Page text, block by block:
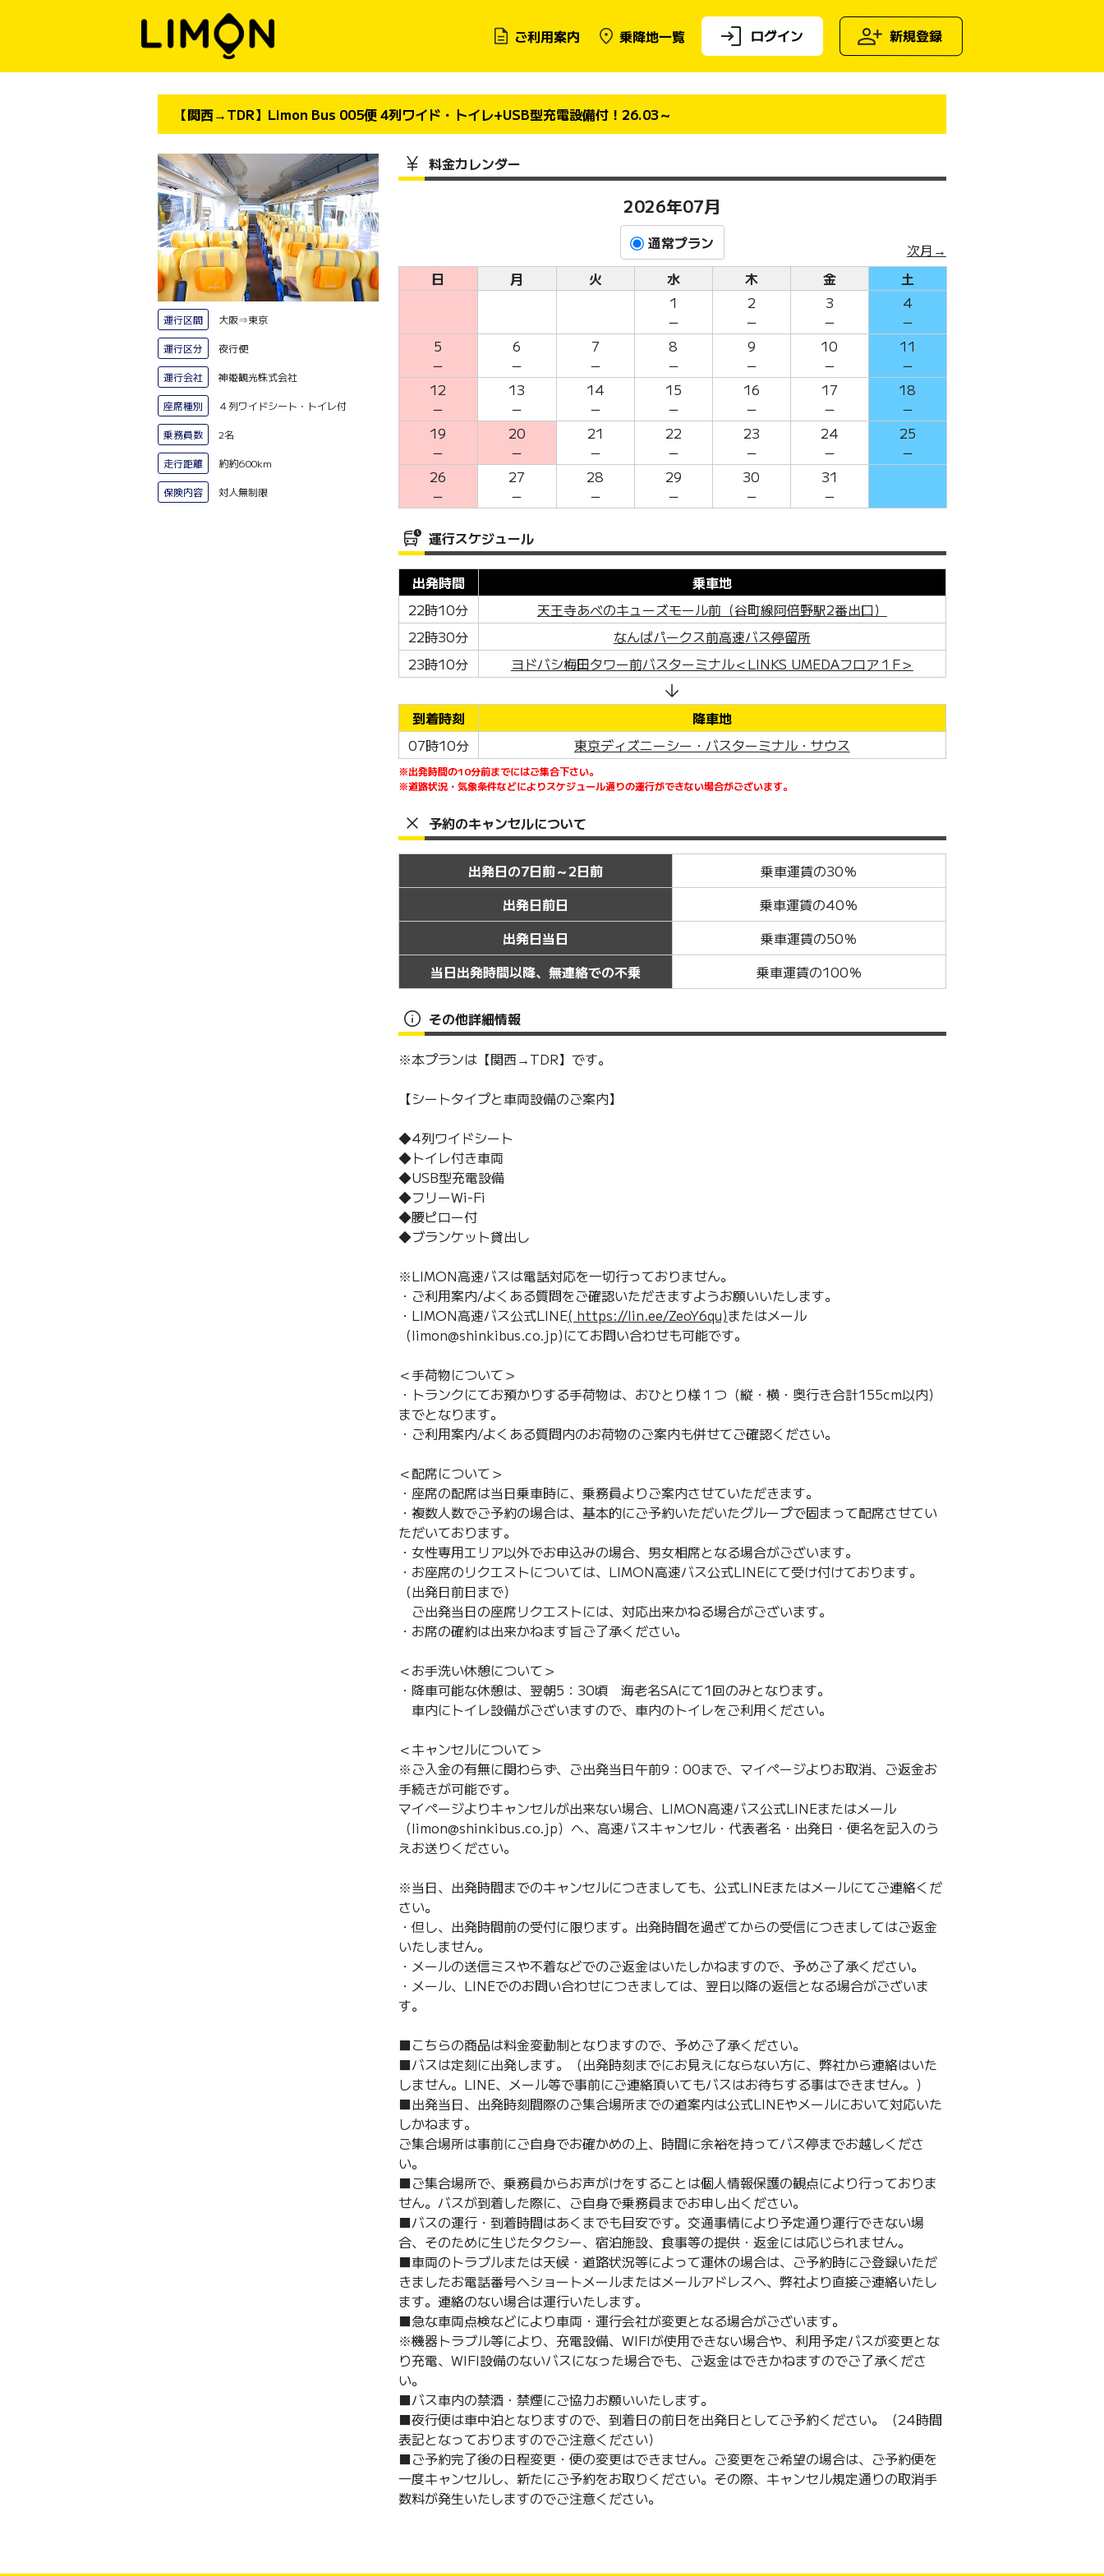
ご利用案内 乗降地一覧 ログイン 新規登録
【関西→TDR】Limon Bus 005便 4列ワイド・トイレ+USB型充電設備付！26.03～
運行区間 大阪⇒東京
運行区分 夜行便
運行会社 神姫観光株式会社
座席種別 ４列ワイドシート・トイレ付
乗務員数 2名
走行距離 約約600km
保険内容 対人無制限
料金カレンダー
2026年07月
通常プラン
次月→
日
月 火 水 木 金
土
1
－
2
－
3
－
4
－
5
－
6
－
7
－
8
－
9
－
10
－
11
－
12
－
13
－
14
－
15
－
16
－
17
－
18
－
19
－
20
－
21
－
22
－
23
－
24
－
25
－
26
－
27
－
28
－
29
－
30
－
31
－
運行スケジュール
出発時間
乗車地
22時10分
天王寺あべのキューズモール前（谷町線阿倍野駅2番出口）
22時30分
なんばパークス前高速バス停留所
23時10分
ヨドバシ梅田タワー前バスターミナル＜LINKS UMEDAフロア１F＞
到着時刻
降車地
07時10分
東京ディズニーシー・バスターミナル・サウス
※出発時間の10分前までにはご集合下さい。
※道路状況・気象条件などによりスケジュール通りの運行ができない場合がございます。
予約のキャンセルについて
出発日の7日前～2日前
乗車運賃の30％
出発日前日
乗車運賃の40％
出発日当日
乗車運賃の50％
当日出発時間以降、無連絡での不乗
乗車運賃の100％
その他詳細情報
※本プランは【関西→TDR】です。
【シートタイプと車両設備のご案内】
◆4列ワイドシート
◆トイレ付き車両
◆USB型充電設備
◆フリーWi-Fi
◆腰ピロー付
◆ブランケット貸出し
※LIMON高速バスは電話対応を一切行っておりません。
・ご利用案内/よくある質問をご確認いただきますようお願いいたします。
・LIMON高速バス公式LINE( https://lin.ee/ZeoY6qu)またはメール
（limon@shinkibus.co.jp)にてお問い合わせも可能です。
＜手荷物について＞
・トランクにてお預かりする手荷物は、おひとり様１つ（縦・横・奥行き合計155cm以内）
までとなります。
・ご利用案内/よくある質問内のお荷物のご案内も併せてご確認ください。
＜配席について＞
・座席の配席は当日乗車時に、乗務員よりご案内させていただきます。
・複数人数でご予約の場合は、基本的にご予約いただいたグループで固まって配席させてい
ただいております。
・女性専用エリア以外でお申込みの場合、男女相席となる場合がございます。
・お座席のリクエストについては、LIMON高速バス公式LINEにて受け付けております。
（出発日前日まで）
ご出発当日の座席リクエストには、対応出来かねる場合がございます。
・お席の確約は出来かねます旨ご了承ください。
＜お手洗い休憩について＞
・降車可能な休憩は、翌朝5：30頃 海老名SAにて1回のみとなります。
車内にトイレ設備がございますので、車内のトイレをご利用ください。
＜キャンセルについて＞
※ご入金の有無に関わらず、ご出発当日午前9：00まで、マイページよりお取消、ご返金お
手続きが可能です。
マイページよりキャンセルが出来ない場合、LIMON高速バス公式LINEまたはメール
（limon@shinkibus.co.jp）へ、高速バスキャンセル・代表者名・出発日・便名を記入のう
えお送りください。
※当日、出発時間までのキャンセルにつきましても、公式LINEまたはメールにてご連絡くだ
さい。
・但し、出発時間前の受付に限ります。出発時間を過ぎてからの受信につきましてはご返金
いたしません。
・メールの送信ミスや不着などでのご返金はいたしかねますので、予めご了承ください。
・メール、LINEでのお問い合わせにつきましては、翌日以降の返信となる場合がございま
す。
■こちらの商品は料金変動制となりますので、予めご了承ください。
■バスは定刻に出発します。（出発時刻までにお見えにならない方に、弊社から連絡はいた
しません。LINE、メール等で事前にご連絡頂いてもバスはお待ちする事はできません。）
■出発当日、出発時刻間際のご集合場所までの道案内は公式LINEやメールにおいて対応いた
しかねます。
ご集合場所は事前にご自身でお確かめの上、時間に余裕を持ってバス停までお越しくださ
い。
■ご集合場所で、乗務員からお声がけをすることは個人情報保護の観点により行っておりま
せん。バスが到着した際に、ご自身で乗務員までお申し出ください。
■バスの運行・到着時間はあくまでも目安です。交通事情により予定通り運行できない場
合、そのために生じたタクシー、宿泊施設、食事等の提供・返金には応じられません。
■車両のトラブルまたは天候・道路状況等によって運休の場合は、ご予約時にご登録いただ
きましたお電話番号へショートメールまたはメールアドレスへ、弊社より直接ご連絡いたし
ます。連絡のない場合は運行いたします。
■急な車両点検などにより車両・運行会社が変更となる場合がございます。
※機器トラブル等により、充電設備、WIFIが使用できない場合や、利用予定バスが変更とな
り充電、WIFI設備のないバスになった場合でも、ご返金はできかねますのでご了承くださ
い。
■バス車内の禁酒・禁煙にご協力お願いいたします。
■夜行便は車中泊となりますので、到着日の前日を出発日としてご予約ください。（24時間
表記となっておりますのでご注意ください）
■ご予約完了後の日程変更・便の変更はできません。ご変更をご希望の場合は、ご予約便を
一度キャンセルし、新たにご予約をお取りください。その際、キャンセル規定通りの取消手
数料が発生いたしますのでご注意ください。